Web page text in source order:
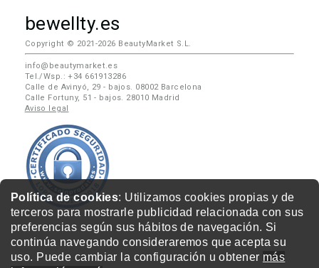
Política de cookies: Utilizamos cookies propias y de
terceros para mostrarle publicidad relacionada con sus
preferencias según sus hábitos de navegación. Si
continúa navegando consideraremos que acepta su
uso. Puede cambiar la configuración u obtener más
bewellty.es
Copyright © 2021-2026 BeautyMarket S.L.
info@beautymarket.es
Tel./Wsp.: +34 661913286
Calle de Avinyó, 29 - bajos. 08002 Barcelona
Calle Fortuny, 51 - bajos. 28010 Madrid
Aviso legal